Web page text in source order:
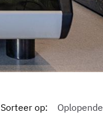
Sorteer op: